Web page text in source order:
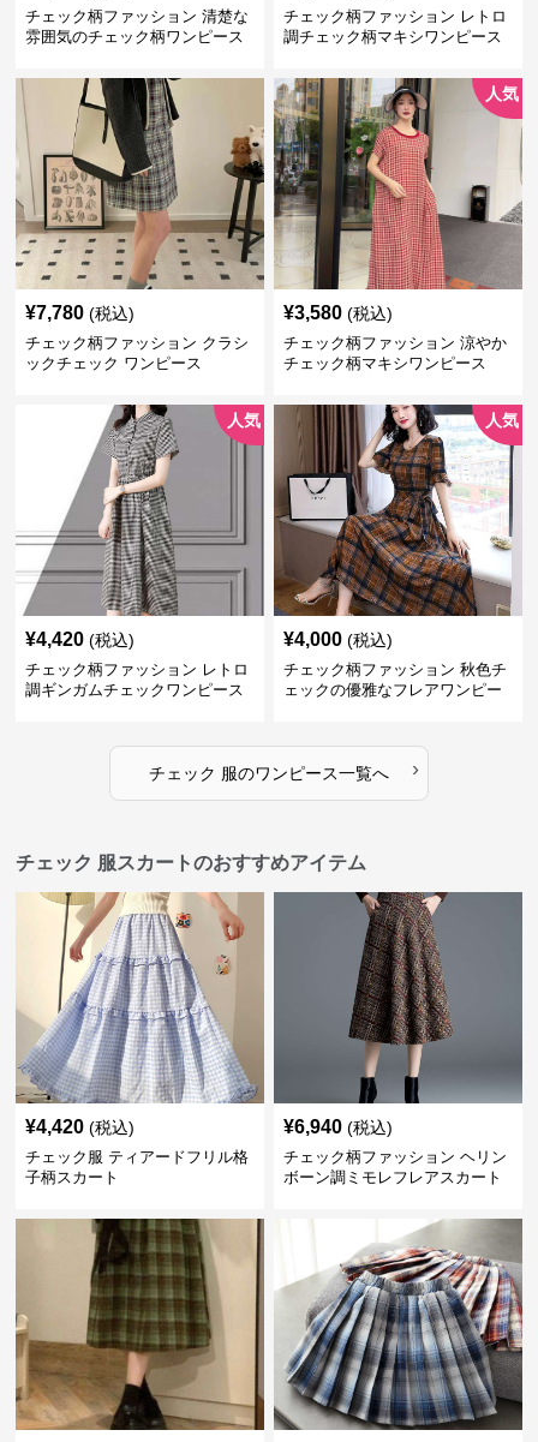
チェック柄ファッション 清楚な
雰囲気のチェック柄ワンピース
チェック柄ファッション レトロ
調チェック柄マキシワンピース
¥7,780 (税込)
チェック柄ファッション クラシ
ックチェック ワンピース
人気
¥3,580 (税込)
チェック柄ファッション 涼やか
チェック柄マキシワンピース
人気
¥4,420 (税込)
チェック柄ファッション レトロ
調ギンガムチェックワンピース
人気
¥4,000 (税込)
チェック柄ファッション 秋色チ
ェックの優雅なフレアワンピー
チェック 服のワンピース一覧へ ›
チェック 服スカートのおすすめアイテム
¥4,420 (税込)
チェック服 ティアードフリル格
子柄スカート
¥6,940 (税込)
チェック柄ファッション ヘリン
ボーン調ミモレフレアスカート